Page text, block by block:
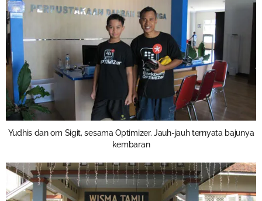
Yudhis dan om Sigit, sesama Optimizer. Jauh-jauh ternyata bajunya
kembaran